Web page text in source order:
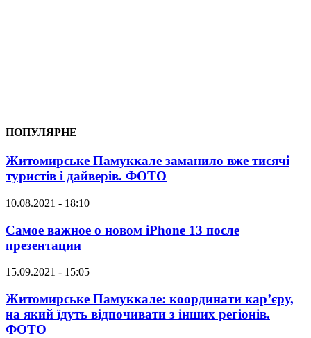
ПОПУЛЯРНЕ
Житомирське Памуккале заманило вже тисячі
туристів і дайверів. ФОТО
10.08.2021 - 18:10
Самое важное о новом iPhone 13 после
презентации
15.09.2021 - 15:05
Житомирське Памуккале: координати кар’єру,
на який їдуть відпочивати з інших регіонів.
ФОТО